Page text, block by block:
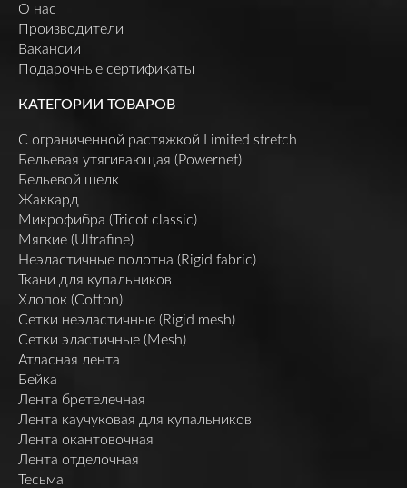
О нас
Производители
Вакансии
Подарочные сертификаты
КАТЕГОРИИ ТОВАРОВ
C ограниченной растяжкой Limited stretch
Бельевая утягивающая (Powernet)
Бельевой шелк
Жаккард
Микрофибра (Tricot classic)
Мягкие (Ultrafine)
Неэластичные полотна (Rigid fabric)
Ткани для купальников
Хлопок (Cotton)
Сетки неэластичные (Rigid mesh)
Сетки эластичные (Mesh)
Атласная лента
Бейка
Лента бретелечная
Лента каучуковая для купальников
Лента окантовочная
Лента отделочная
Тесьма